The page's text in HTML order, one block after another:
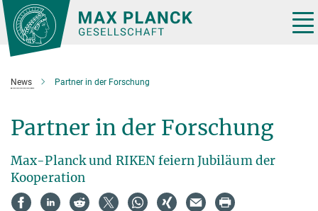
Hauptinhalt
News Partner in der Forschung
Partner in der Forschung
Max-Planck und RIKEN feiern Jubiläum der
Kooperation